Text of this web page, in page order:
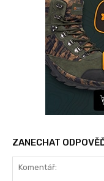
ZANECHAT